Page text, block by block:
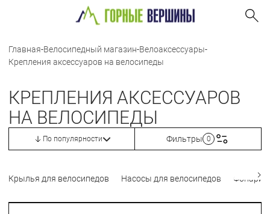
Главная-Велосипедный магазин-Велоаксессуары-
Крепления аксессуаров на велосипеды
КРЕПЛЕНИЯ АКСЕССУАРОВ
НА ВЕЛОСИПЕДЫ
По популярности Фильтры 0
Крылья для велосипедов Насосы для велосипедов Фонари